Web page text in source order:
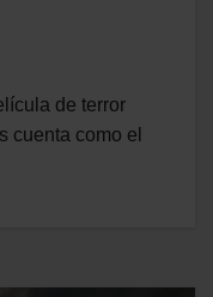
de terror
cuenta como el